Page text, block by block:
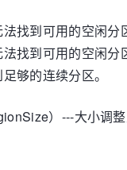
找到可用的空闲分
找到可用的空闲分
够的连续分区。
）---大小调